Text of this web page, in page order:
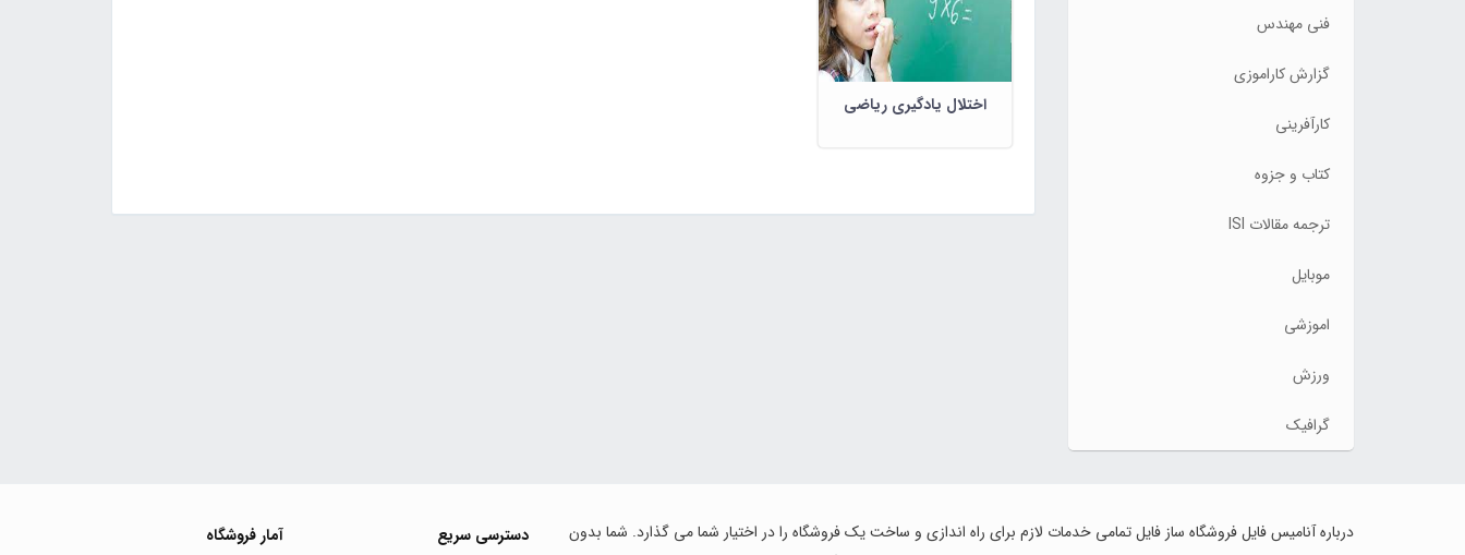
فنی مهندس
گزارش کاراموزی
کارآفرینی
کتاب و جزوه
ترجمه مقالات ISI
موبایل
اموزشی
ورزش
گرافیک
اختلال یادگیری ریاضی
درباره آنامیس فایل فروشگاه ساز فایل تمامی خدمات لازم برای راه اندازی و ساخت یک فروشگاه را در اختیار شما می گذارد. شما بدون
دسترسی سریع آمار فروشگاه